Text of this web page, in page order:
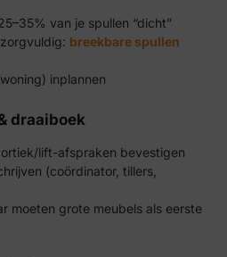
van je spullen “dicht”
breekbare spullen
inplannen
draaiboek
lift-afspraken bevestigen
(coördinator, tillers,
moeten grote meubels als eerste